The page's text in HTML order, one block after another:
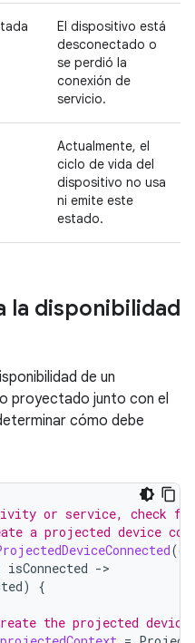
El dispositivo está
desconectado o
se perdió la
conexión de
servicio.
Actualmente, el
ciclo de vida del
dispositivo no usa
ni emite este
estado.
la disponibilidad
de un
proyectado junto con el
cómo debe
or service, check
a projected device
(
isConnected -
)
{
the projected device